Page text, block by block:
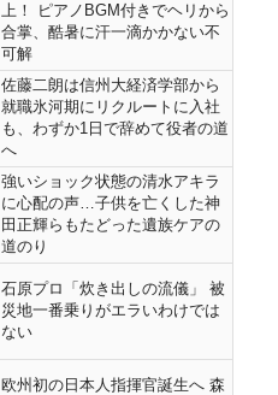
上！ ピアノBGM付きでヘリから
合掌、酷暑に汗一滴かかない不
可解
佐藤二朗は信州大経済学部から
就職氷河期にリクルートに入社
も、わずか1日で辞めて役者の道
へ
強いショック状態の清水アキラ
に心配の声…子供を亡くした神
田正輝らもたどった遺族ケアの
道のり
石原プロ「炊き出しの流儀」 被
災地一番乗りがエラいわけでは
ない
欧州初の日本人指揮官誕生へ 森